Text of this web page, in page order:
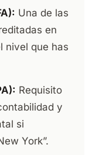
Una de las
en
nivel que has
Requisito
y
si
York”.